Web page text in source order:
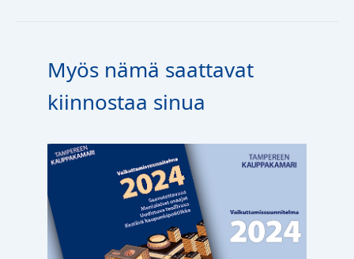
Myös nämä saattavat
kiinnostaa sinua